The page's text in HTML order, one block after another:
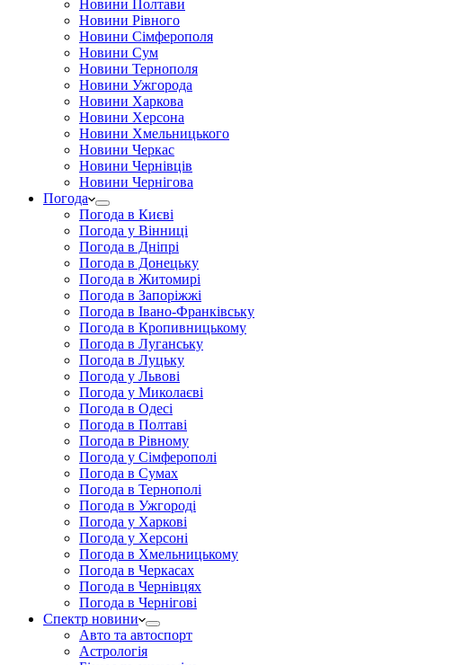
Новини Полтави
Новини Рівного
Новини Сімферополя
Новини Сум
Новини Тернополя
Новини Ужгорода
Новини Харкова
Новини Херсона
Новини Хмельницького
Новини Черкас
Новини Чернівців
Новини Чернігова
Погода
Погода в Києві
Погода у Вінниці
Погода в Дніпрі
Погода в Донецьку
Погода в Житомирі
Погода в Запоріжжі
Погода в Івано-Франківську
Погода в Кропивницькому
Погода в Луганську
Погода в Луцьку
Погода у Львові
Погода у Миколаєві
Погода в Одесі
Погода в Полтаві
Погода в Рівному
Погода у Сімферополі
Погода в Сумах
Погода в Тернополі
Погода в Ужгороді
Погода у Харкові
Погода у Херсоні
Погода в Хмельницькому
Погода в Черкасах
Погода в Чернівцях
Погода в Чернігові
Спектр новини
Авто та автоспорт
Астрологія